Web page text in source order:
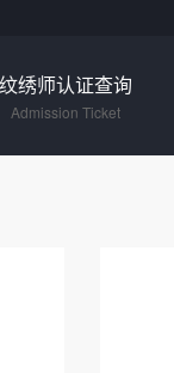
纹绣师认证查询
Admission Ticket